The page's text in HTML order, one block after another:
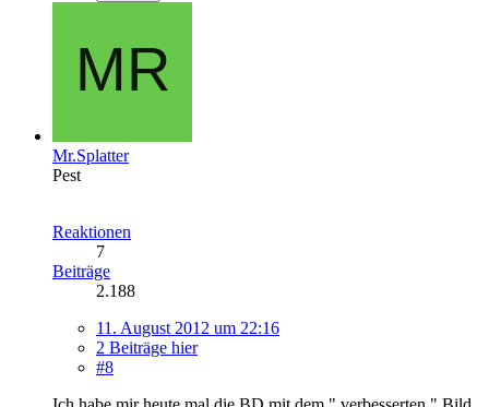
Mr.Splatter
Pest
Reaktionen
7
Beiträge
2.188
11. August 2012 um 22:16
2 Beiträge hier
#8